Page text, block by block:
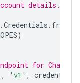
details.
.Credentials .
)
for Chat
, 'v1' , credentials